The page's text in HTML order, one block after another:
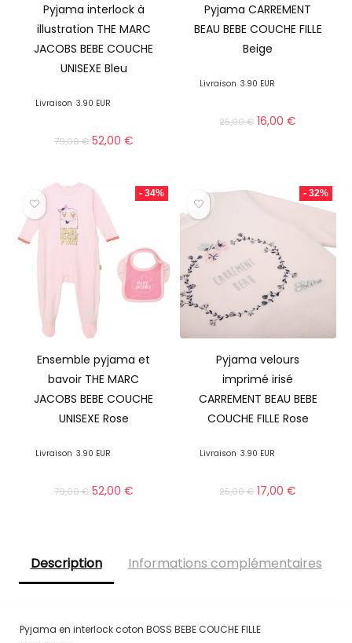
Pyjama interlock à
illustration THE MARC
JACOBS BEBE COUCHE
UNISEXE Bleu
Livraison 3.90 EUR
79,00€ 52,00 €
Pyjama CARREMENT
BEAU BEBE COUCHE FILLE
Beige
Livraison 3.90 EUR
25,00€ 16,00€
- 34%
Ensemble pyjama et
bavoir THE MARC
JACOBS BEBE COUCHE
UNISEXE Rose
Livraison 3.90 EUR
79,00€ 52,00 €
- 32%
Pyjama velours
imprimé irisé
CARREMENT BEAU BEBE
COUCHE FILLE Rose
Livraison 3.90 EUR
25,00€ 17,00€
Description Informations complémentaires
Pyjama en interlock coton BOSS BEBE COUCHE FILLE